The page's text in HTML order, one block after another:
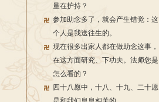
量在护持？
参加助念多了，就会产生错觉：这
个人是我送往生的。
现在很多出家人都在做助念这事，
在这方面研究、下功夫。法师您是
怎么看的？
四十八愿中，十八、十九、二十愿